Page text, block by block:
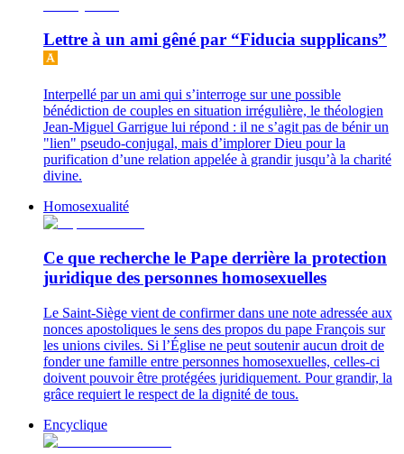
Lettre à un ami gêné par “Fiducia supplicans”
Interpellé par un ami qui s’interroge sur une possible
bénédiction de couples en situation irrégulière, le théologien
Jean-Miguel Garrigue lui répond : il ne s’agit pas de bénir un
"lien" pseudo-conjugal, mais d’implorer Dieu pour la
purification d’une relation appelée à grandir jusqu’à la charité
divine.
Homosexualité
Ce que recherche le Pape derrière la protection
juridique des personnes homosexuelles
Le Saint-Siège vient de confirmer dans une note adressée aux
nonces apostoliques le sens des propos du pape François sur
les unions civiles. Si l’Église ne peut soutenir aucun droit de
fonder une famille entre personnes homosexuelles, celles-ci
doivent pouvoir être protégées juridiquement. Pour grandir, la
grâce requiert le respect de la dignité de tous.
Encyclique